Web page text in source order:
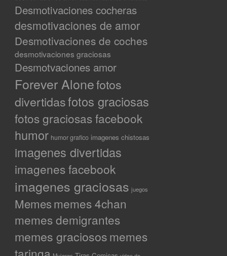
Desmotivaciones cocheras
desmotivaciones de amor
Desmotivaciones de coches
desmotivaciones graciosas
Desmotvaciones amor
Forever Alonefotos
divertidasfotos graciosas
fotos graciosas facebook
humor humor grafico imagenes chistosas
imagenes divertidas
imagenes facebook
imagenes graciosas juegos
Memesmemes 4chan
memes demigrantes
memes graciososmemes